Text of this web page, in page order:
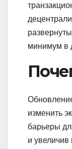
минимум в
изменить
барьеры
и